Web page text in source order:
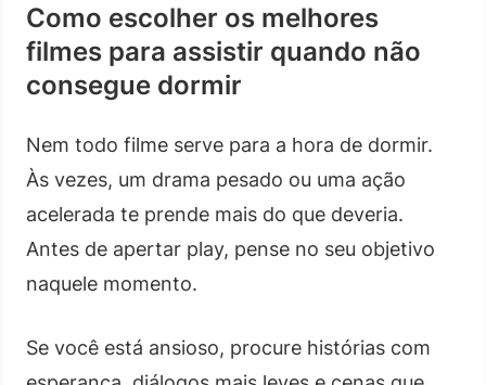
Como escolher os melhores
filmes para assistir quando não
consegue dormir
Nem todo filme serve para a hora de dormir.
Às vezes, um drama pesado ou uma ação
acelerada te prende mais do que deveria.
Antes de apertar play, pense no seu objetivo
naquele momento.
Se você está ansioso, procure histórias com